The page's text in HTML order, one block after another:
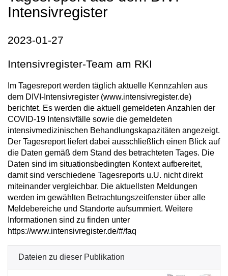
Intensivregister
2023-01-27
Intensivregister-Team am RKI
Im Tagesreport werden täglich aktuelle Kennzahlen aus
dem DIVI-Intensivregister (www.intensivregister.de)
berichtet. Es werden die aktuell gemeldeten Anzahlen der
COVID-19 Intensivfälle sowie die gemeldeten
intensivmedizinischen Behandlungskapazitäten angezeigt.
Der Tagesreport liefert dabei ausschließlich einen Blick auf
die Daten gemäß dem Stand des betrachteten Tages. Die
Daten sind im situationsbedingten Kontext aufbereitet,
damit sind verschiedene Tagesreports u.U. nicht direkt
miteinander vergleichbar. Die aktuellsten Meldungen
werden im gewählten Betrachtungszeitfenster über alle
Meldebereiche und Standorte aufsummiert. Weitere
Informationen sind zu finden unter
https://www.intensivregister.de/#/faq
Dateien zu dieser Publikation